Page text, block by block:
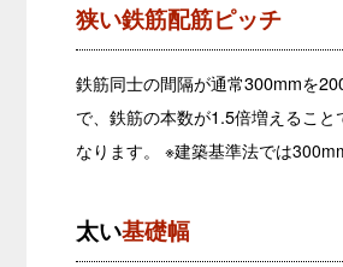
狭い鉄筋配筋ピッチ
鉄筋同士の間隔が通常300mmを
で、鉄筋の本数が1.5倍増えること
なります。 ※建築基準法では
太い基礎幅